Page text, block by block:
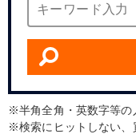
半角全角・英数字等の
検索にヒットしない